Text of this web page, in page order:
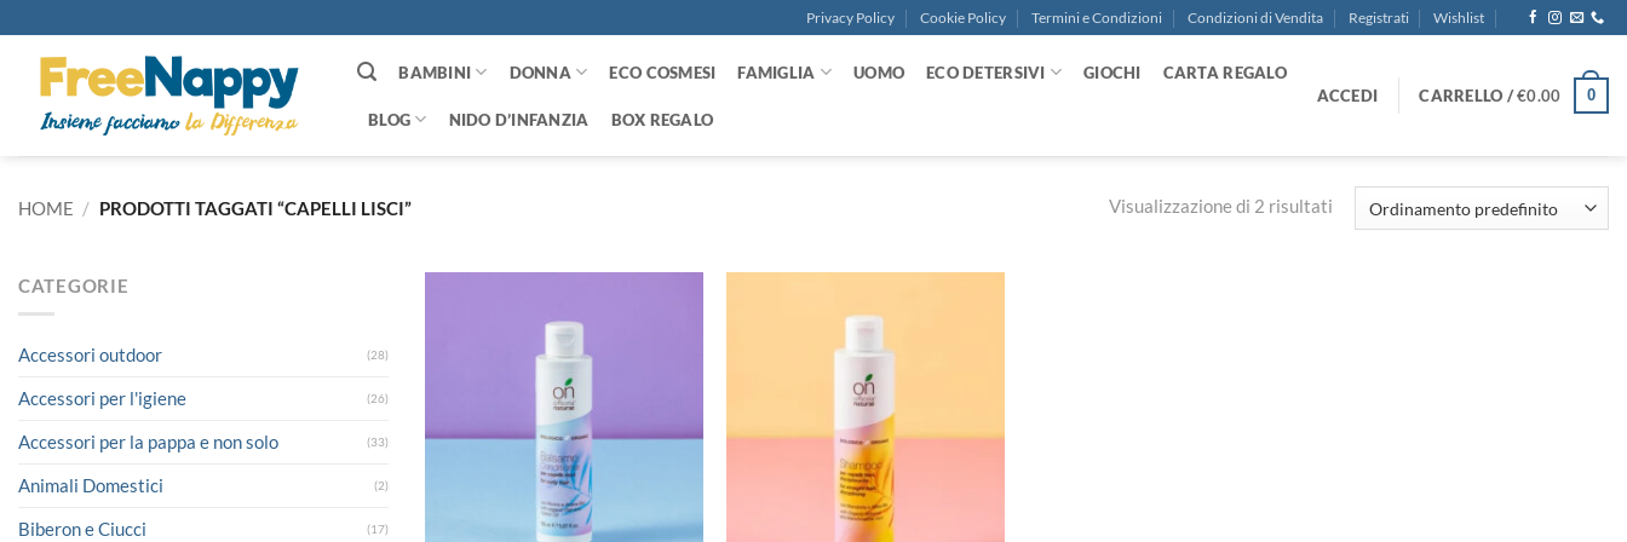
ai
contenuti
Privacy Policy Cookie Policy Termini e Condizioni Condizioni di Vendita Registrati Wishlist
BAMBINI DONNA ECO COSMESI FAMIGLIA UOMO ECO DETERSIVI GIOCHI CARTA REGALO
BLOG NIDO D’INFANZIA BOX REGALO
ACCEDI CARRELLO /€0.00 0
HOME / PRODOTTI TAGGATI “CAPELLI LISCI” Visualizzazione di 2 risultati
CATEGORIE
Accessori outdoor (28)
Accessori per l'igiene (26)
Accessori per la pappa e non solo (33)
Animali Domestici (2)
Biberon e Ciucci (17)